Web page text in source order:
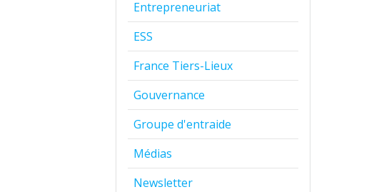
Entrepreneuriat
ESS
France Tiers-Lieux
Gouvernance
Groupe d'entraide
Médias
Newsletter